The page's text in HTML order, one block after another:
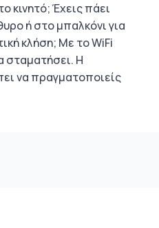
κινητό; Έχεις πάει
ή στο μπαλκόνι για
κλήση; Με το WiFi
σταματήσει. Η
να πραγματοποιείς